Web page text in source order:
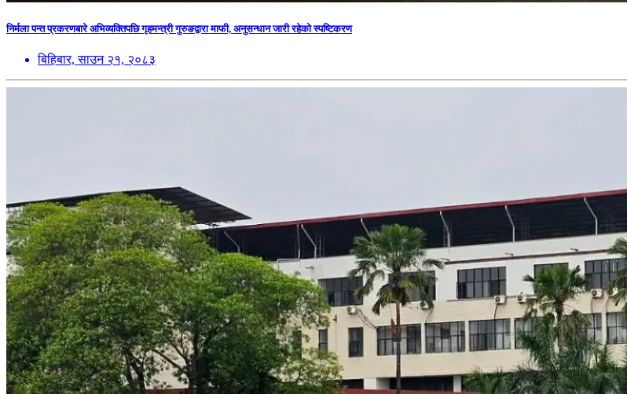
निर्मला पन्त प्रकरणबारे अभिव्यक्तिपछि गृहमन्त्री गुरुङद्वारा माफी, अनुसन्धान जारी रहेको स्पष्टिकरण
बिहिबार, साउन २१, २०८३